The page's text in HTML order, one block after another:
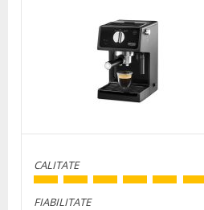
CALITATE
FIABILITATE